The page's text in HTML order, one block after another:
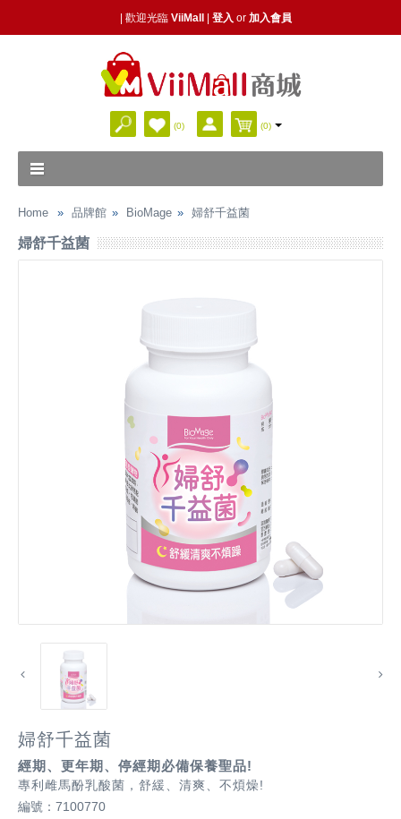
| 歡迎光臨 ViiMall 登入 or 加入會員
(0) (0)
Home 品牌館 BioMage 婦舒千益菌
婦舒千益菌
婦舒千益菌
經期、更年期、停經期必備保養聖品!
專利雌馬酚乳酸菌，舒緩、清爽、不煩燥!
編號：7100770